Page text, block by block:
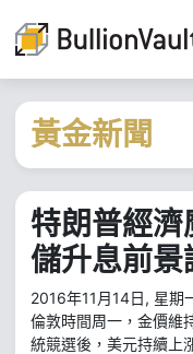
黃金新聞
特朗普經
儲升息前
2016年11月14日, 星期
倫敦時間周一，金價維
統競選後，美元持續上